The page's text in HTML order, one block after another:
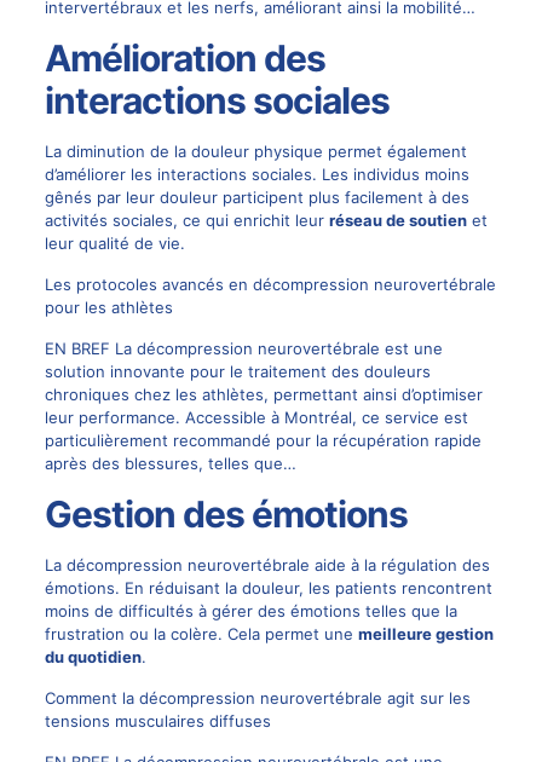
intervertébraux et les nerfs, améliorant ainsi la mobilité…
Amélioration des
interactions sociales
La diminution de la douleur physique permet également
d’améliorer les interactions sociales. Les individus moins
gênés par leur douleur participent plus facilement à des
activités sociales, ce qui enrichit leur réseau de soutienet
leur qualité de vie.
Les protocoles avancés en décompression neurovertébrale
pour les athlètes
EN BREF La décompression neurovertébrale est une
solution innovante pour le traitement des douleurs
chroniques chez les athlètes, permettant ainsi d’optimiser
leur performance. Accessible à Montréal, ce service est
particulièrement recommandé pour la récupération rapide
après des blessures, telles que…
Gestion des émotions
La décompression neurovertébrale aide à la régulation des
émotions. En réduisant la douleur, les patients rencontrent
moins de difficultés à gérer des émotions telles que la
frustration ou la colère. Cela permet une meilleure gestion
du quotidien.
Comment la décompression neurovertébrale agit sur les
tensions musculaires diffuses